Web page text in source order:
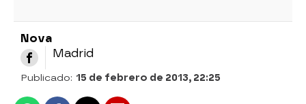
Nova
Madrid
Publicado: 15 de febrero de 2013, 22:25